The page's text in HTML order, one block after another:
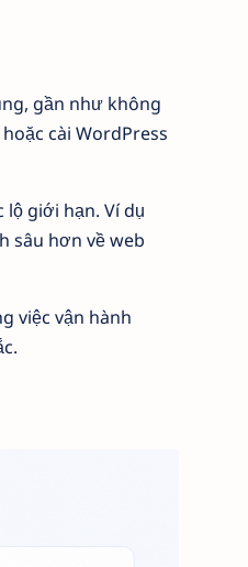
gần như không
cài WordPress
giới hạn. Ví dụ
sâu hơn về web
việc vận hành